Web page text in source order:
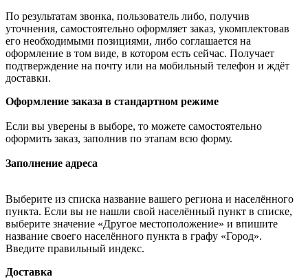
По результатам звонка, пользователь либо, получив
уточнения, самостоятельно оформляет заказ, укомплектовав
его необходимыми позициями, либо соглашается на
оформление в том виде, в котором есть сейчас. Получает
подтверждение на почту или на мобильный телефон и ждёт
доставки.
Оформление заказа в стандартном режиме
Если вы уверены в выборе, то можете самостоятельно
оформить заказ, заполнив по этапам всю форму.
Заполнение адреса
Выберите из списка название вашего региона и населённого
пункта. Если вы не нашли свой населённый пункт в списке,
выберите значение «Другое местоположение» и впишите
название своего населённого пункта в графу «Город».
Введите правильный индекс.
Доставка